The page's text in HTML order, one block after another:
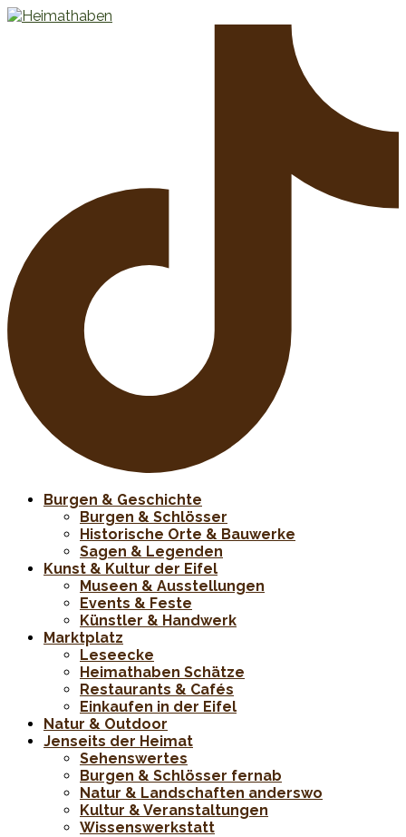
Burgen & Geschichte
Burgen & Schlösser
Historische Orte & Bauwerke
Sagen & Legenden
Kunst & Kultur der Eifel
Museen & Ausstellungen
Events & Feste
Künstler & Handwerk
Marktplatz
Leseecke
Heimathaben Schätze
Restaurants & Cafés
Einkaufen in der Eifel
Natur & Outdoor
Jenseits der Heimat
Sehenswertes
Burgen & Schlösser fernab
Natur & Landschaften anderswo
Kultur & Veranstaltungen
Wissenswerkstatt